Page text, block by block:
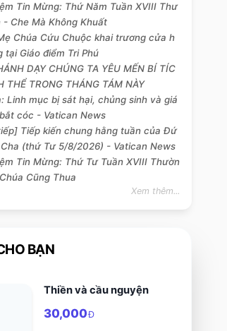
Tin Mừng: Thứ Năm Tuần XVIII Thư
- Che Mà Không Khuất
Chúa Cứu Chuộc khai trương cửa h
tại Giáo điểm Tri Phú
DẠY CHÚNG TA YÊU MẾN BÍ TÍC
THỂ TRONG THÁNG TÁM NÀY
Linh mục bị sát hại, chủng sinh và giá
cóc - Vatican News
Tiếp kiến chung hằng tuần của Đứ
(thứ Tư 5/8/2026) - Vatican News
Tin Mừng: Thứ Tư Tuần XVIII Thườn
Cũng Thua
Xem thêm...
BẠN
Thiền và cầu nguyện
30,000Đ